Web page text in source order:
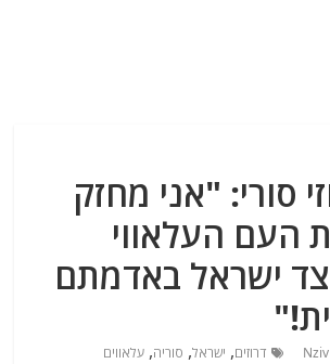
סורי: "אני מחזק
העם העלאווי
ישראל באדמתם
Nziv דרוזים, ישראל, סוריה,עלאווים